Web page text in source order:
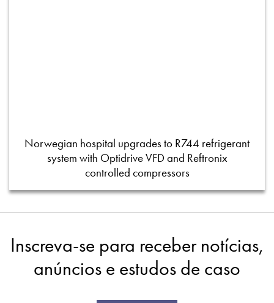
Norwegian hospital upgrades to R744 refrigerant
system with Optidrive VFD and Reftronix
controlled compressors
Inscreva-se para receber notícias,
anúncios e estudos de caso